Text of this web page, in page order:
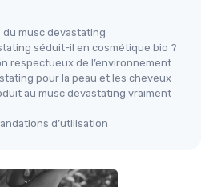
musc devastating
séduit-il en cosmétique bio ?
respectueux de l’environnement
pour la peau et les cheveux
au musc devastating vraiment
d’utilisation